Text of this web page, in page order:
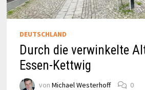
DEUTSCHLAND
Durch die verwinkelte
Essen-Kettwig
von Michael Westerhoff 0